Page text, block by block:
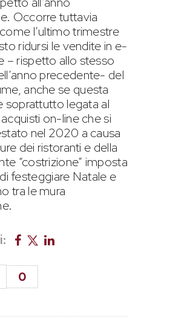
Occorre tuttavia
l’ultimo trimestre
ridursi le vendite in e-
– rispetto allo stesso
precedente- del
anche se questa
soprattutto legata al
on-line che si
nel 2020 a causa
dei ristoranti e della
“costrizione” imposta
festeggiare Natale e
tra le mura
0